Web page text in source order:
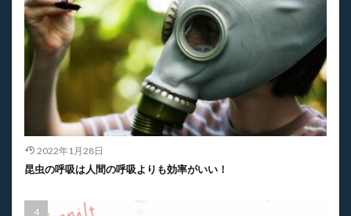
2022年1月28日
昆虫の呼吸は人間の呼吸よりも効率がいい！